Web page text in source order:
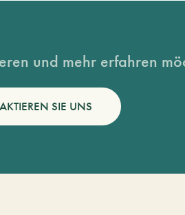
und mehr erfahren
SIE UNS